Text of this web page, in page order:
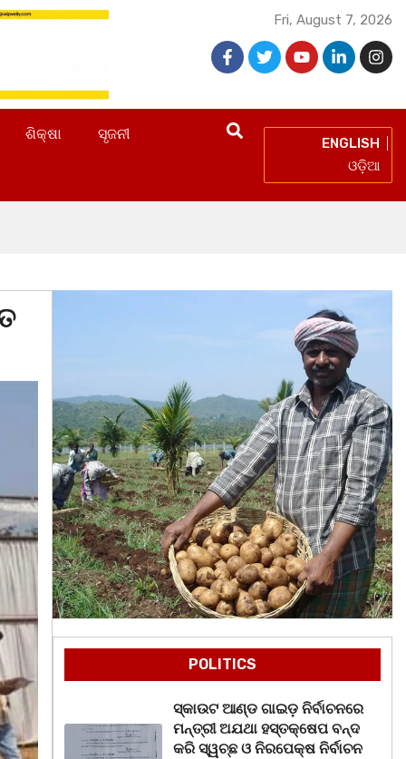
Fri, August 7, 2026
ଶିକ୍ଷା ସୃଜନୀ
ENGLISH
ଓଡ଼ିଆ
POLITICS
ସ୍କାଉଟ ଆଣ୍ଡ ଗାଇଡ଼ ନିର୍ବାଚନରେ
ମନ୍ତ୍ରୀ ଅଯଥା ହସ୍ତକ୍ଷେପ ବନ୍ଦ
କରି ସ୍ୱଚ୍ଛ ଓ ନିରପେକ୍ଷ ନିର୍ବାଚନ